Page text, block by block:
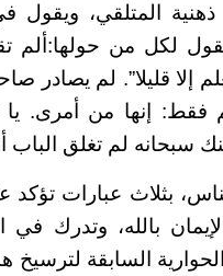
ذهنية المتلقي،
لكل من حولها:ألم
إلا قليلا”. لم يصادر
فقط: إنها من أمرى. يا
سبحانه لم تغلق الباب
بثلاث عبارات تؤكد
الإيمان بالله، وتدرك
السابقة